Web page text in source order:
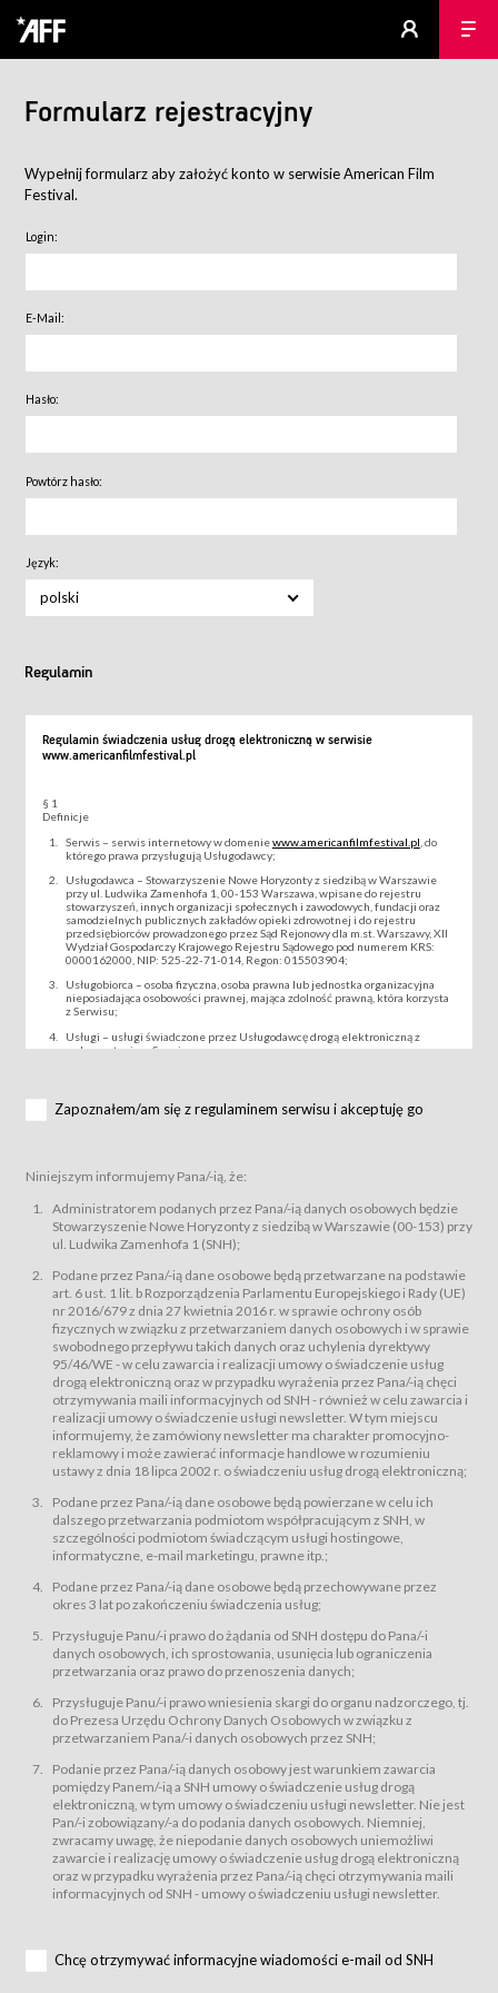
Formularz rejestracyjny
Wypełnij formularz aby założyć konto w serwisie American Film
Festival.
Login:
E-Mail:
Hasło:
Powtórz hasło:
Język:
polski
Regulamin
Regulamin świadczenia usług drogą elektroniczną w serwisie
www.americanfilmfestival.pl
§ 1
Definicje
Serwis – serwis internetowy w domeniewww.americanfilmfestival.pl , do
którego prawa przysługują Usługodawcy;
Usługodawca – Stowarzyszenie Nowe Horyzonty z siedzibą w Warszawie
przy ul. Ludwika Zamenhofa 1, 00-153 Warszawa, wpisane do rejestru
stowarzyszeń, innych organizacji społecznych i zawodowych, fundacji oraz
samodzielnych publicznych zakładów opieki zdrowotnej i do rejestru
przedsiębiorców prowadzonego przez Sąd Rejonowy dla m.st. Warszawy, XII
Wydział Gospodarczy Krajowego Rejestru Sądowego pod numerem KRS:
0000162000, NIP: 525-22-71-014, Regon: 015503904;
Usługobiorca – osoba fizyczna, osoba prawna lub jednostka organizacyjna
nieposiadająca osobowości prawnej, mająca zdolność prawną, która korzysta
z Serwisu;
Usługi – usługi świadczone przez Usługodawcę drogą elektroniczną z
wykorzystaniem Serwisu;
za pośrednictwem Serwisu;
podmiotom z branży mediów i filmowej (Akredytacje);
Bilety – wybrane dokumenty potwierdzające zawarcie umowy z
Usługodawcą i uprawniające do wzięcia udziału w Wydarzeniu,
przewidziane przez Usługodawcę dla danego Wydarzenia, tj. uprawniające
do uczestnictwa w wielu albo w pojedynczych seansach filmowych,
Sklep – sklep internetowy prowadzony przez Usługodawcę w Serwisie;
Regulamin – niniejszy regulamin.
§ 2
Postanowienia ogólne
Regulamin określa zasady:
świadczenia Usługobiorcom Usług przez Usługodawcę, z
zastrzeżeniem usług, o których mowa w ust. 2 pkt. 4 i 5 poniżej, których
zasady świadczenia precyzują odrębne regulaminy,
przetwarzania przez Usługodawcę danych osobowych Usługobiorców
będących osobami fizycznymi.
świadczy Usługi drogą elektroniczną w rozumieniu ustawy z dnia 18 lipca
2002 r. o świadczeniu usług drogą elektroniczną (Dz.U. z 2002 r., Nr 144, poz.
1204, z późń. zm.). Usługi świadczone są nieodpłatnie.
usługę przeglądania i odczytywania przez Usługobiorców materiałów
zamieszczanych w Serwisie,
usługę utrzymywania konta użytkownika w Serwisie,
usługę newsletter,
usługę zawierania na odległość umów nabycia Karnetów i Biletów,
usługę zawierania na odległość umów sprzedaży w Sklepie.
dnia 18 lipca 2002 r. o świadczeniu usług drogą elektroniczną (Dz.U. z 2002
r., Nr 144, poz. 1204, z późń. zm.). Usługi świadczone są nieodpłatnie.
Na zasadach określonych w Regulaminie dostęp do Serwisu jest otwarty dla
Usługobiorca przed rozpoczęciem korzystania z Serwisu jest zobowiązany
zapoznać się z Regulaminem. Założenie konta w Serwisie oraz zamówienie
usługi newsletter za pośrednictwem przeznaczonego do tego formularza
zamieszczonego na stronach Serwisu dostępnych dla wszystkich
Usługobiorców wymaga akceptacji postanowień Regulaminu.
Usługobiorca zobowiązany jest do przestrzegania postanowień Regulaminu
od chwili rozpoczęcia korzystania z Serwisu.
Regulamin jest udostępniony Usługobiorcom nieodpłatnie za
Warunki techniczne korzystania z Usług
Zapoznałem/am się z regulaminem serwisu i akceptuję go
Niniejszym informujemy Pana/-ią, że:
Administratorem podanych przez Pana/-ią danych osobowych będzie
Stowarzyszenie Nowe Horyzonty z siedzibą w Warszawie (00-153) przy
ul. Ludwika Zamenhofa 1 (SNH);
Podane przez Pana/-ią dane osobowe będą przetwarzane na podstawie
art. 6 ust. 1 lit. b Rozporządzenia Parlamentu Europejskiego i Rady (UE)
nr 2016/679 z dnia 27 kwietnia 2016 r. w sprawie ochrony osób
fizycznych w związku z przetwarzaniem danych osobowych i w sprawie
swobodnego przepływu takich danych oraz uchylenia dyrektywy
95/46/WE - w celu zawarcia i realizacji umowy o świadczenie usług
drogą elektroniczną oraz w przypadku wyrażenia przez Pana/-ią chęci
otrzymywania maili informacyjnych od SNH - również w celu zawarcia i
realizacji umowy o świadczenie usługi newsletter. W tym miejscu
informujemy, że zamówiony newsletter ma charakter promocyjno-
reklamowy i może zawierać informacje handlowe w rozumieniu
ustawy z dnia 18 lipca 2002 r. o świadczeniu usług drogą elektroniczną;
Podane przez Pana/-ią dane osobowe będą powierzane w celu ich
dalszego przetwarzania podmiotom współpracującym z SNH, w
szczególności podmiotom świadczącym usługi hostingowe,
informatyczne, e-mail marketingu, prawne itp.;
Podane przez Pana/-ią dane osobowe będą przechowywane przez
okres 3 lat po zakończeniu świadczenia usług;
Przysługuje Panu/-i prawo do żądania od SNH dostępu do Pana/-i
danych osobowych, ich sprostowania, usunięcia lub ograniczenia
przetwarzania oraz prawo do przenoszenia danych;
Przysługuje Panu/-i prawo wniesienia skargi do organu nadzorczego, tj.
do Prezesa Urzędu Ochrony Danych Osobowych w związku z
przetwarzaniem Pana/-i danych osobowych przez SNH;
Podanie przez Pana/-ią danych osobowy jest warunkiem zawarcia
pomiędzy Panem/-ią a SNH umowy o świadczenie usług drogą
elektroniczną, w tym umowy o świadczeniu usługi newsletter. Nie jest
Pan/-i zobowiązany/-a do podania danych osobowych. Niemniej,
zwracamy uwagę, że niepodanie danych osobowych uniemożliwi
zawarcie i realizację umowy o świadczenie usług drogą elektroniczną
oraz w przypadku wyrażenia przez Pana/-ią chęci otrzymywania maili
informacyjnych od SNH - umowy o świadczeniu usługi newsletter.
Chcę otrzymywać informacyjne wiadomości e-mail od SNH